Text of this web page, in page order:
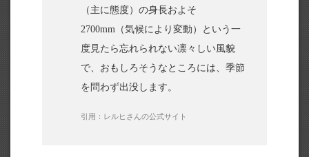
（主に態度）の身長およそ
2700mm（気候により変動）という一
度見たら忘れられない凛々しい風貌
で、おもしろそうなところには、季節
を問わず出没します。
引用： レルヒさんの公式サイト